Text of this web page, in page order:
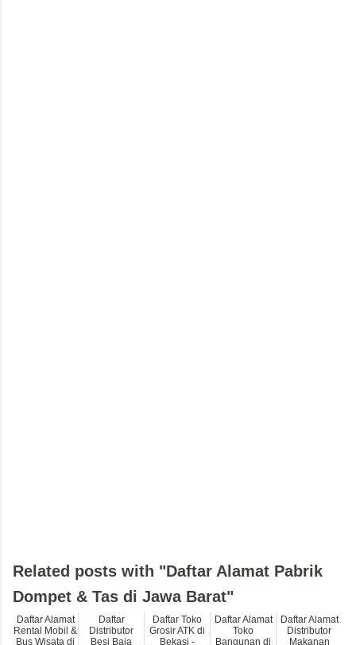
Related posts with "Daftar Alamat Pabrik
Dompet & Tas di Jawa Barat"
Daftar Alamat
Rental Mobil &
Bus Wisata di
Daftar
Distributor
Besi Baja
Daftar Toko
Grosir ATK di
Bekasi -
Daftar Alamat
Toko
Bangunan di
Daftar Alamat
Distributor
Makanan